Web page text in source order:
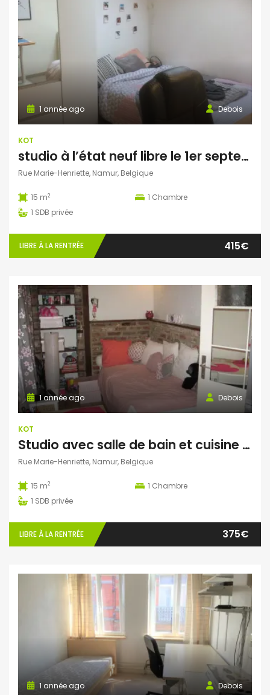
Debois
1 année ago
KOT
studio à l’état neuf libre le 1er septembre
Rue Marie-Henriette, Namur, Belgique
15 m2 1 Chambre
1 SDB privée
LIBRE À LA RENTRÉE 415€
Debois
1 année ago
KOT
Studio avec salle de bain et cuisine privatives libre le 1er septembre
Rue Marie-Henriette, Namur, Belgique
15 m2 1 Chambre
1 SDB privée
LIBRE À LA RENTRÉE 375€
Debois
1 année ago